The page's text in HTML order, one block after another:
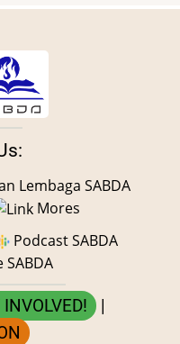
Lembaga SABDA
Mores
Podcast SABDA
INVOLVED! |